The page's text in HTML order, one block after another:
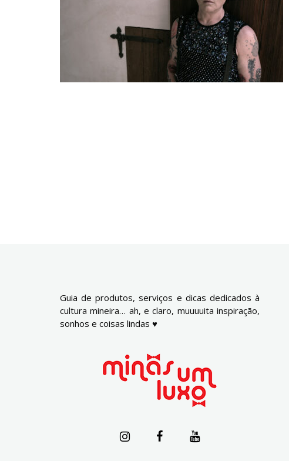
Guia de produtos, serviços e dicas dedicados à
cultura mineira… ah, e claro, muuuuita inspiração,
sonhos e coisas lindas ♥